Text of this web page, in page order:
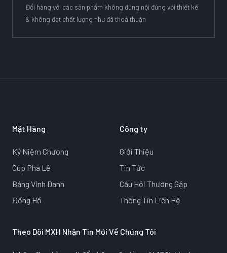
Đổi hàng với các sản phẩm không đúng nội đúng với thiết kế
& không đạt chất lượng như đã thoả thuận
Mặt Hàng
Kỷ Niệm Chương
Cúp Pha Lê
Bảng Vinh Danh
Đồng Hồ
Công ty
Giới Thiệu
Tin Tức
Câu Hỏi Thường Gặp
Thông Tin Liên Hệ
Theo Dõi MXH Nhận Tin Mới Về Chúng Tôi